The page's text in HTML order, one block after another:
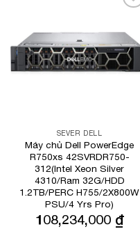
SEVER DELL
Máy chủ Dell PowerEdge
R750xs 42SVRDR750-
312(Intel Xeon Silver
4310/Ram 32G/HDD
1.2TB/PERC H755/2X800W
PSU/4 Yrs Pro)
108,234,000 ₫